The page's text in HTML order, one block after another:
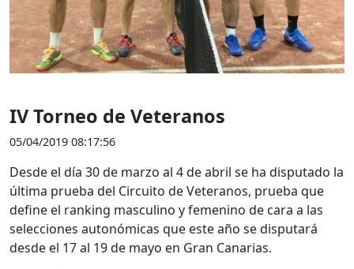
IV Torneo de Veteranos
05/04/2019 08:17:56
Desde el día 30 de marzo al 4 de abril se ha disputado la
última prueba del Circuito de Veteranos, prueba que
define el ranking masculino y femenino de cara a las
selecciones autonómicas que este año se disputará
desde el 17 al 19 de mayo en Gran Canarias.